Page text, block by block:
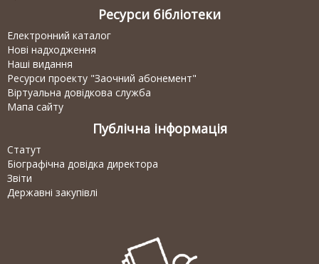
Ресурси бібліотеки
Електронний каталог
Нові надходження
Наші видання
Ресурси проекту "Заочний абонемент"
Віртуальна довідкова служба
Мапа сайту
Публічна інформація
Статут
Біографічна довідка директора
Звіти
Державні закупівлі